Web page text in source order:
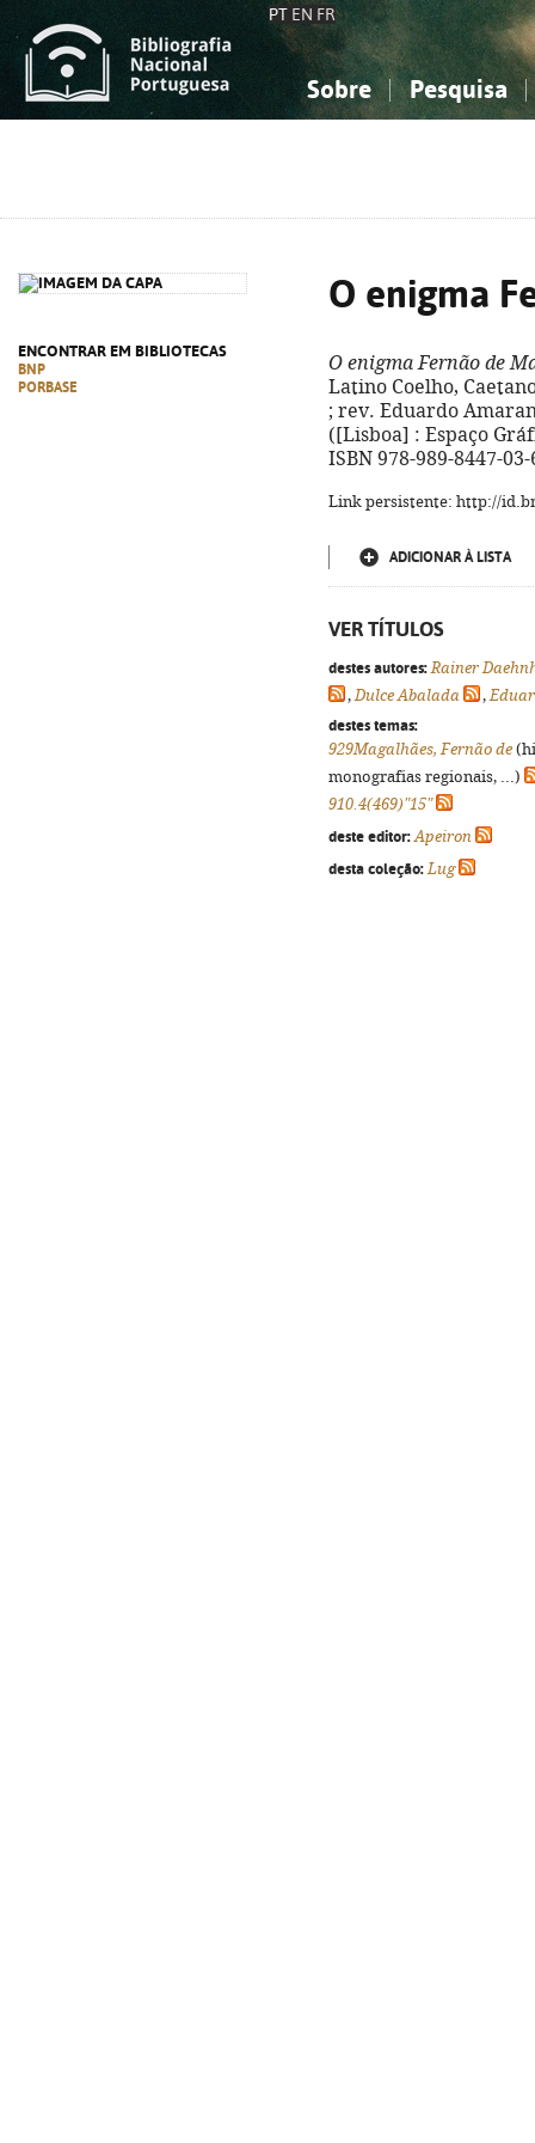
PT EN FR
Sobre Pesquisa
ENCONTRAR EM BIBLIOTECAS
BNP
PORBASE
O enigma
O enigma Fernão de
Latino Coelho,
; rev. Eduardo
([Lisboa] : Espaço
ISBN 978-989-8447-03-
Link persistente: http://
ADICIONAR À LISTA
VER TÍTULOS
destes autores: Rainer
,Dulce Abalada ,
destes temas:
929Magalhães, Fernão de
monografias regionais, ...)
910.4(469)"15"
deste editor: Apeiron
desta coleção: Lug